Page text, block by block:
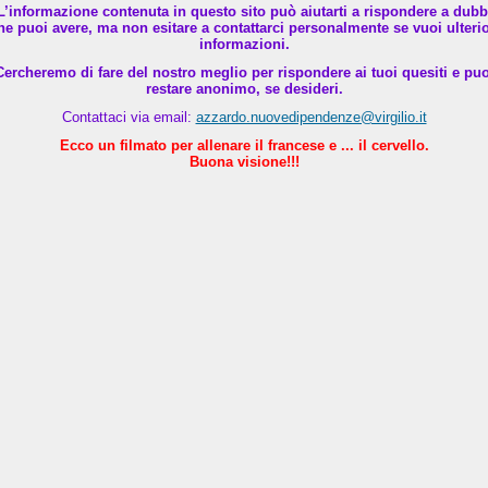
contenuta in questo sito può aiutarti a rispondere a
puoi avere, ma non esitare a contattarci personalmente se vuoi
informazioni.
di fare del nostro meglio per rispondere ai tuoi quesiti e
restare anonimo, se desideri.
Contattaci via email: azzardo.nuovedipendenze@virgilio.it
Ecco un filmato per allenare il francese e ... il cervello.
Buona visione!!!